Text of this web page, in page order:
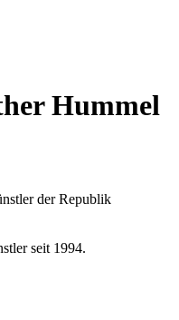
Hummel
der Republik
seit 1994.